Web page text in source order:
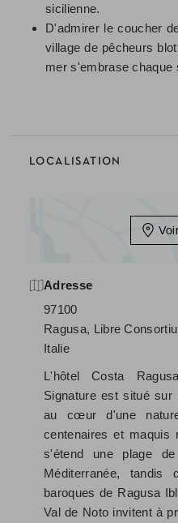
sicilienne.
D'admirer le coucher
village de pêcheurs
mer s'embrase chaque
LOCALISATION
Adresse
97100
Ragusa, Libre
Italie
L'hôtel Costa
Signature est situé
au cœur d'une
centenaires et maquis
s'étend une plage
Méditerranée, tandis
baroques de Ragusa
Val de Noto invitent à